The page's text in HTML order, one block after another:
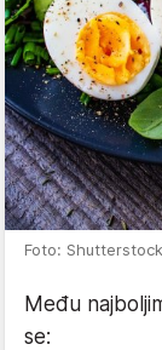
Foto: Shutterstock
Među
se: